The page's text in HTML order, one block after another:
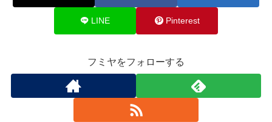
LINE Pinterest
フミヤをフォローする